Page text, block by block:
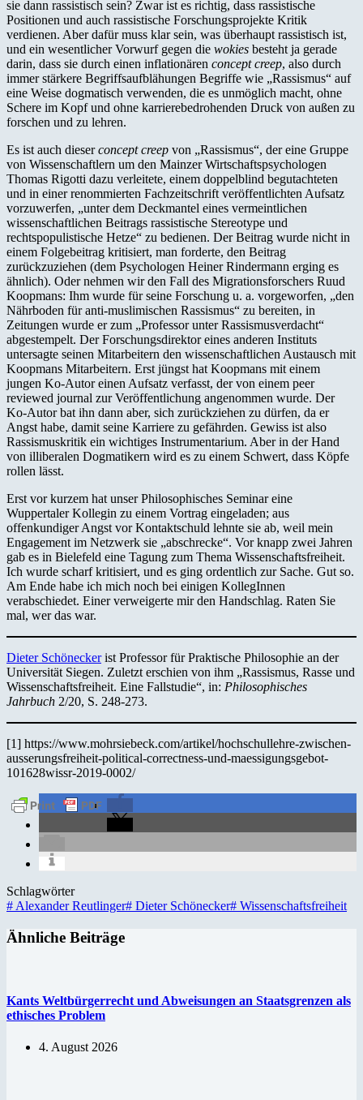
sie dann rassistisch sein? Zwar ist es richtig, dass rassistische
Positionen und auch rassistische Forschungsprojekte Kritik
verdienen. Aber dafür muss klar sein, was überhaupt rassistisch ist,
und ein wesentlicher Vorwurf gegen die wokies besteht ja gerade
darin, dass sie durch einen inflationären concept creep, also durch
immer stärkere Begriffsaufblähungen Begriffe wie „Rassismus“ auf
eine Weise dogmatisch verwenden, die es unmöglich macht, ohne
Schere im Kopf und ohne karrierebedrohenden Druck von außen zu
forschen und zu lehren.
Es ist auch dieserconcept creep von „Rassismus“, der eine Gruppe
von Wissenschaftlern um den Mainzer Wirtschaftspsychologen
Thomas Rigotti dazu verleitete, einem doppelblind begutachteten
und in einer renommierten Fachzeitschrift veröffentlichten Aufsatz
vorzuwerfen, „unter dem Deckmantel eines vermeintlichen
wissenschaftlichen Beitrags rassistische Stereotype und
rechtspopulistische Hetze“ zu bedienen. Der Beitrag wurde nicht in
einem Folgebeitrag kritisiert, man forderte, den Beitrag
zurückzuziehen (dem Psychologen Heiner Rindermann erging es
ähnlich). Oder nehmen wir den Fall des Migrationsforschers Ruud
Koopmans: Ihm wurde für seine Forschung u. a. vorgeworfen, „den
Nährboden für anti-muslimischen Rassismus“ zu bereiten, in
Zeitungen wurde er zum „Professor unter Rassismusverdacht“
abgestempelt. Der Forschungsdirektor eines anderen Instituts
untersagte seinen Mitarbeitern den wissenschaftlichen Austausch mit
Koopmans Mitarbeitern. Erst jüngst hat Koopmans mit einem
jungen Ko-Autor einen Aufsatz verfasst, der von einem peer
reviewed journal zur Veröffentlichung angenommen wurde. Der
Ko-Autor bat ihn dann aber, sich zurückziehen zu dürfen, da er
Angst habe, damit seine Karriere zu gefährden. Gewiss ist also
Rassismuskritik ein wichtiges Instrumentarium. Aber in der Hand
von illiberalen Dogmatikern wird es zu einem Schwert, dass Köpfe
rollen lässt.
Erst vor kurzem hat unser Philosophisches Seminar eine
Wuppertaler Kollegin zu einem Vortrag eingeladen; aus
offenkundiger Angst vor Kontaktschuld lehnte sie ab, weil mein
Engagement im Netzwerk sie „abschrecke“. Vor knapp zwei Jahren
gab es in Bielefeld eine Tagung zum Thema Wissenschaftsfreiheit.
Ich wurde scharf kritisiert, und es ging ordentlich zur Sache. Gut so.
Am Ende habe ich mich noch bei einigen KollegInnen
verabschiedet. Einer verweigerte mir den Handschlag. Raten Sie
mal, wer das war.
Dieter Schöneckerist Professor für Praktische Philosophie an der
Universität Siegen. Zuletzt erschien von ihm „Rassismus, Rasse und
Wissenschaftsfreiheit. Eine Fallstudie“, in: Philosophisches
Jahrbuch 2/20, S. 248-273.
[1] https://www.mohrsiebeck.com/artikel/hochschullehre-zwischen-
ausserungsfreiheit-political-correctness-und-maessigungsgebot-
101628wissr-2019-0002/
Schlagwörter
# Alexander Reutlinger# Dieter Schönecker# Wissenschaftsfreiheit
Ähnliche Beiträge
Kants Weltbürgerrecht und Abweisungen an Staatsgrenzen als
ethisches Problem
4. August 2026